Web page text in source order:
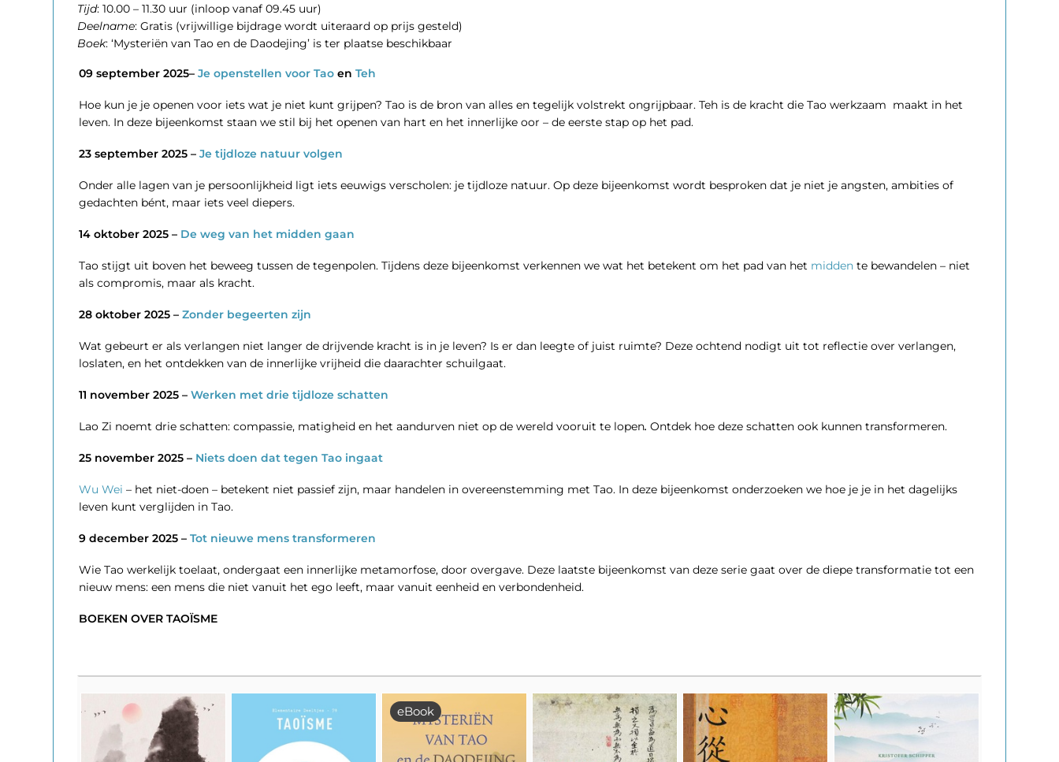
Tijd: 10.00 – 11.30 uur (inloop vanaf 09.45 uur)
Deelname: Gratis (vrijwillige bijdrage wordt uiteraard op prijs gesteld)
Boek: ‘Mysteriën van Tao en de Daodejing’ is ter plaatse beschikbaar
09 september 2025–Je openstellen voor Tao enTeh
Hoe kun je je openen voor iets wat je niet kunt grijpen? Tao is de bron van alles en tegelijk volstrekt ongrijpbaar. Teh is de kracht die Tao werkzaam maakt in het
leven. In deze bijeenkomst staan we stil bij het openen van hart en het innerlijke oor – de eerste stap op het pad.
23 september 2025 –Je tijdloze natuur volgen
Onder alle lagen van je persoonlijkheid ligt iets eeuwigs verscholen: je tijdloze natuur. Op deze bijeenkomst wordt besproken dat je niet je angsten, ambities of
gedachten bént, maar iets veel diepers.
14 oktober 2025 – De weg van het midden gaan
Tao stijgt uit boven het beweeg tussen de tegenpolen. Tijdens deze bijeenkomst verkennen we wat het betekent om het pad van het midden te bewandelen – niet
als compromis, maar als kracht.
28 oktober 2025 –Zonder begeerten zijn
Wat gebeurt er als verlangen niet langer de drijvende kracht is in je leven? Is er dan leegte of juist ruimte? Deze ochtend nodigt uit tot reflectie over verlangen,
loslaten, en het ontdekken van de innerlijke vrijheid die daarachter schuilgaat.
11 november 2025 –Werken met drie tijdloze schatten
Lao Zi noemt drie schatten: compassie, matigheid en het aandurven niet op de wereld vooruit te lopen. Ontdek hoe deze schatten ook kunnen transformeren.
25 november 2025 – Niets doen dat tegen Tao ingaat
Wu Wei – het niet-doen – betekent niet passief zijn, maar handelen in overeenstemming met Tao. In deze bijeenkomst onderzoeken we hoe je je in het dagelijks
leven kunt verglijden in Tao.
9 december 2025 –Tot nieuwe mens transformeren
Wie Tao werkelijk toelaat, ondergaat een innerlijke metamorfose, door overgave. Deze laatste bijeenkomst van deze serie gaat over de diepe transformatie tot een
nieuw mens: een mens die niet vanuit het ego leeft, maar vanuit eenheid en verbondenheid.
BOEKEN OVER TAOÏSME
eBook